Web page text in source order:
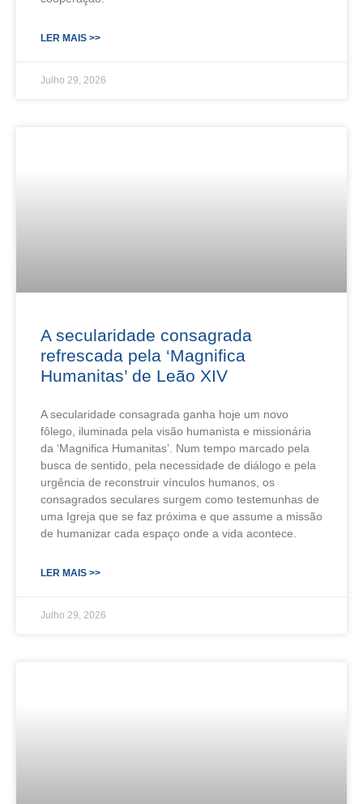
LER MAIS >>
Julho 29, 2026
A secularidade consagrada
refrescada pela ‘Magnifica
Humanitas’ de Leão XIV
A secularidade consagrada ganha hoje um novo
fôlego, iluminada pela visão humanista e missionária
da ‘Magnifica Humanitas’. Num tempo marcado pela
busca de sentido, pela necessidade de diálogo e pela
urgência de reconstruir vínculos humanos, os
consagrados seculares surgem como testemunhas de
uma Igreja que se faz próxima e que assume a missão
de humanizar cada espaço onde a vida acontece.
LER MAIS >>
Julho 29, 2026